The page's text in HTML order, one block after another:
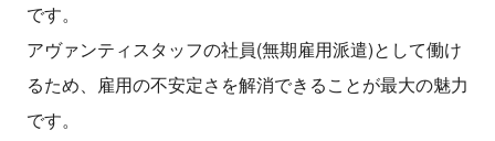
です。
アヴァンティスタッフの社員(無期雇用派遣)として働け
るため、雇用の不安定さを解消できることが最大の魅力
です。